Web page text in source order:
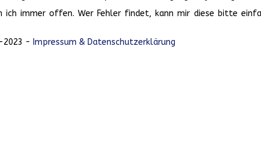
ich immer offen. Wer Fehler findet, kann mir diese bitte
2023 - Impressum & Datenschutzerklärung